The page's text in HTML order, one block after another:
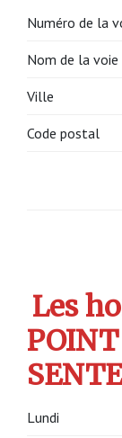
Numéro de la
Nom de la voie
Ville
Code postal
Les
Lundi